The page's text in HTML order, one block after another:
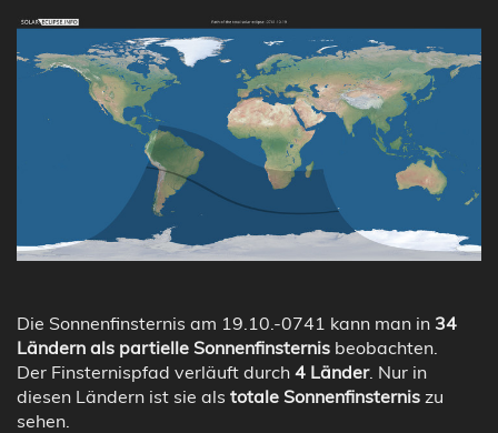
Die Sonnenfinsternis am 19.10.-0741 kann man in 34
Ländern als partielle Sonnenfinsternis beobachten.
Der Finsternispfad verläuft durch 4 Länder. Nur in
diesen Ländern ist sie als totale Sonnenfinsternis zu
sehen.